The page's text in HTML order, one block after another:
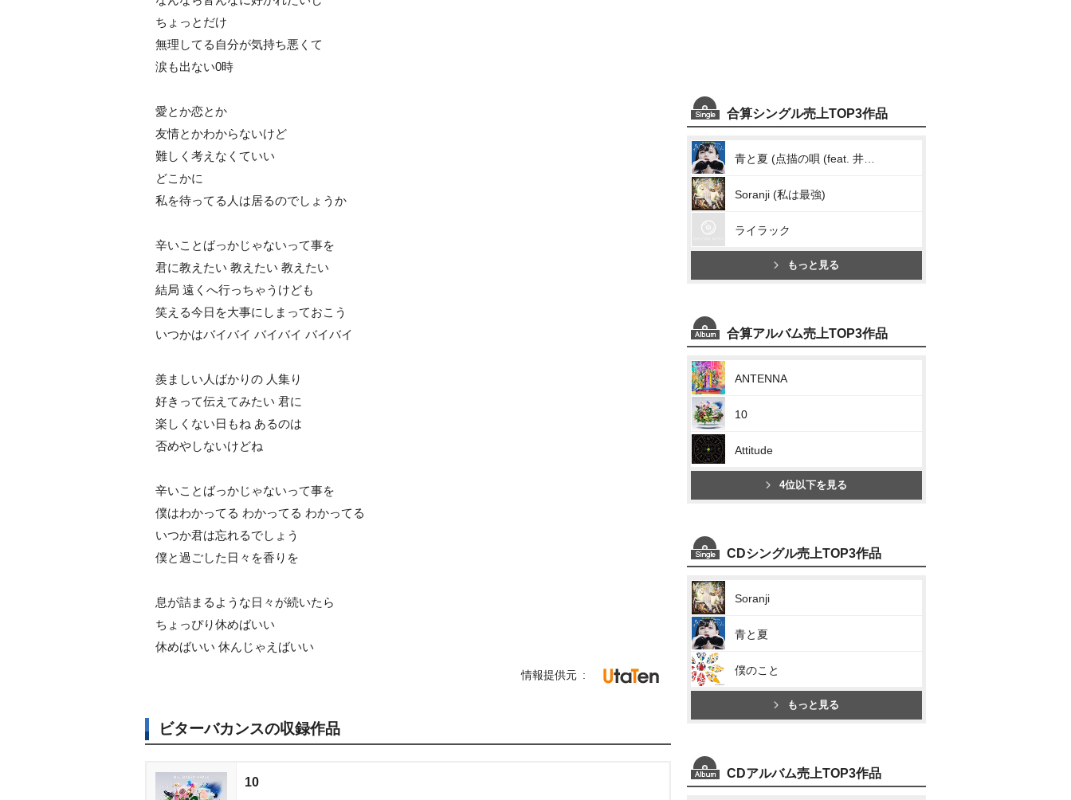
ちょっとだけ
無理してる自分が気持ち悪くて
涙も出ない0時
愛とか恋とか
友情とかわからないけど
難しく考えなくていい
どこかに
私を待ってる人は居るのでしょうか
辛いことばっかじゃないって事を
君に教えたい 教えたい 教えたい
結局 遠くへ行っちゃうけども
笑える今日を大事にしまっておこう
いつかはバイバイ バイバイ バイバイ
羨ましい人ばかりの 人集り
好きって伝えてみたい 君に
楽しくない日もね あるのは
否めやしないけどね
辛いことばっかじゃないって事を
僕はわかってる わかってる わかってる
いつか君は忘れるでしょう
僕と過ごした日々を香りを
息が詰まるような日々が続いたら
ちょっぴり休めばいい
休めばいい 休んじゃえばいい
情報提供元
ビターバカンスの収録作品
10
合算シングル売上TOP3作品
Soranji (私は最強)
ライラック
もっと見る
合算アルバム売上TOP3作品
ANTENNA
10
Attitude
4位以下を見る
CDシングル売上TOP3作品
Soranji
青と夏
僕のこと
もっと見る
CDアルバム売上TOP3作品